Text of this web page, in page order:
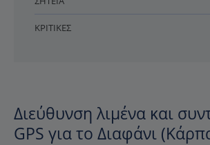
ΚΡΙΤΙΚΈΣ
Διεύθυνση λιμένα και
GPS για το Διαφάνι